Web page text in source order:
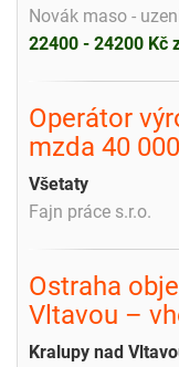
Novák maso -
22400 - 24200 Kč
Operátor
mzda 40
Všetaty
Fajn práce s.r.o.
Ostraha
Vltavou –
Kralupy nad